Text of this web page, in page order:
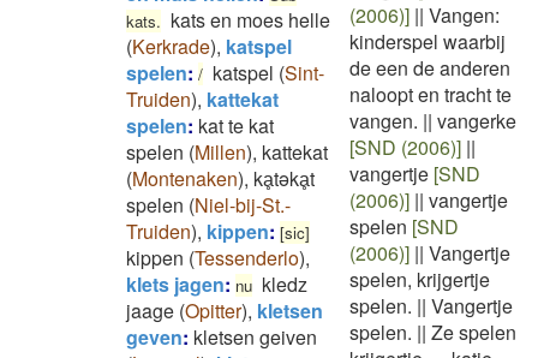
kats. kats en moes helle
(Kerkrade), katspel
spelen: / katspel (Sint-
Truiden), kattekat
spelen: kat te kat
spelen (Millen), kattekat
(Montenaken), kḁtəkḁt
spelen (Niel-bij-St.-
Truiden), kippen: [sic]
kippen (Tessenderlo),
klets jagen: nu kledz
jaage (Opitter), kletsen
geven: kletsen geiven
(2006)] || Vangen:
kinderspel waarbij
de een de anderen
naloopt en tracht te
vangen. || vangerke
[SND (2006)] ||
vangertje [SND
(2006)] || vangertje
spelen [SND
(2006)] || Vangertje
spelen, krijgertje
spelen. || Vangertje
spelen. || Ze spelen